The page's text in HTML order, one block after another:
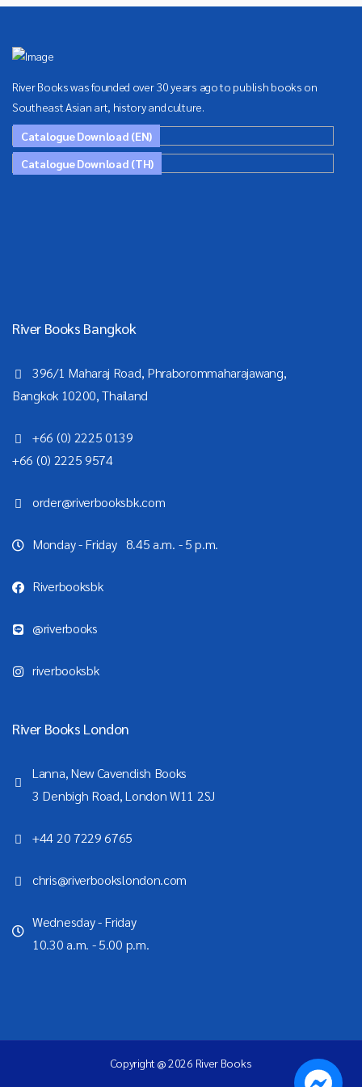
River Books was founded over 30 years ago to publish books on
Southeast Asian art, history and culture.
Catalogue Download (EN)
Catalogue Download (TH)
River Books Bangkok
396/1 Maharaj Road, Phraborommaharajawang,
Bangkok 10200, Thailand
+66 (0) 2225 0139
+66 (0) 2225 9574
order@riverbooksbk.com
Monday - Friday 8.45 a.m. - 5 p.m.
Riverbooksbk
@riverbooks
riverbooksbk
River Books London
Lanna, New Cavendish Books
3 Denbigh Road, London W11 2SJ
+44 20 7229 6765
chris@riverbookslondon.com
Wednesday - Friday
10.30 a.m. - 5.00 p.m.
Copyright @ 2026 River Books